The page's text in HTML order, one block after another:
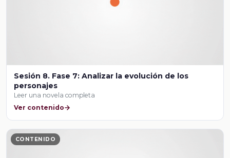
Sesión 8. Fase 7: Analizar la evolución de los
personajes
Leer una novela completa
Ver contenido
CONTENIDO